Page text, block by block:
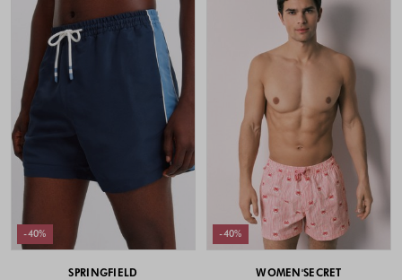
-40%
SPRINGFIELD
-40%
WOMEN'SECRET